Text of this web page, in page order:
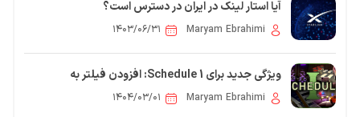
آیا استار لینک در ایران در دسترس است؟
Maryam Ebrahimi ۱۴۰۳/۰۶/۳۱
ویژگی جدید برای Schedule 1: افزودن فیلتر به
قفسه‌های کارمندان در به‌روزرسانی بعدی
Maryam Ebrahimi ۱۴۰۴/۰۳/۰۱